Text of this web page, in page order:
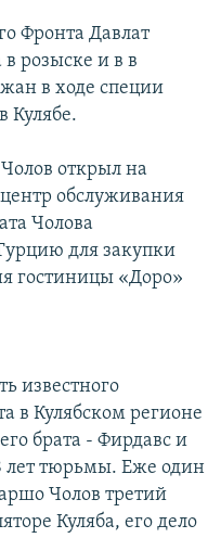
Фронта Давлат
в розыске и в в
в ходе специи
Кулябе.
открыл на
обслуживания
Чолова
для закупки
гостиницы «Доро»
известного
в Кулябском регионе
брата - Фирдавс и
лет тюрьмы. Еже один
Чолов третий
Куляба, его дело